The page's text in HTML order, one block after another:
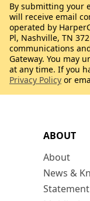
ABOUT
About
News &
By submitting your
will receive email
operated by
Pl, Nashville, TN
communications
Gateway. You may
at any time. If you
Privacy Policy or